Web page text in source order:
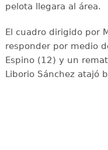
pelota llegara al área.
El cuadro dirigido por
responder por medio
Espino (12) y un
Liborio Sánchez atajó